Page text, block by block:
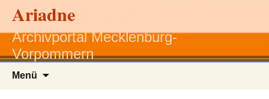
Ariadne
Archivportal Mecklenburg-
Vorpommern
Menü